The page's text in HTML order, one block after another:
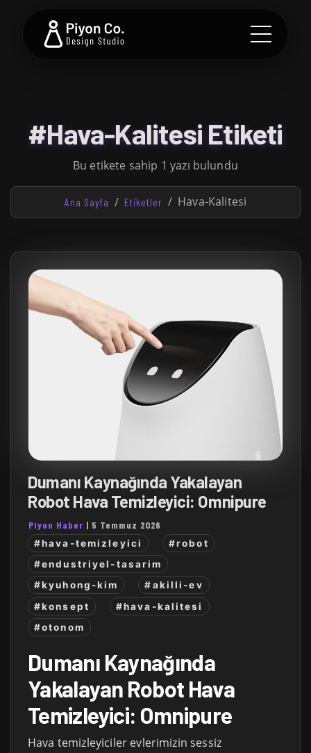
#Hava-Kalitesi Etiketi
Bu etikete sahip 1 yazı bulundu
Ana Sayfa Etiketler Hava-Kalitesi
Dumanı Kaynağında Yakalayan
Robot Hava Temizleyici: Omnipure
Piyon Haber | 5 Temmuz 2026
#hava-temizleyici
#robot
#endustriyel-tasarim
#kyuhong-kim
#akilli-ev
#konsept
#hava-kalitesi
#otonom
Dumanı Kaynağında
Yakalayan Robot Hava
Temizleyici: Omnipure
Hava temizleyiciler evlerimizin sessiz